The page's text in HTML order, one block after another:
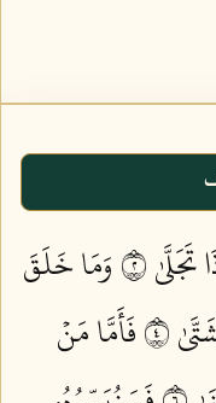
٢
وَمَا خَلَقَ
٤
فَأَمَّا مَنۡ